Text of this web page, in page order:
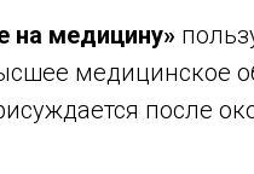
на медицину»
медицинское
после